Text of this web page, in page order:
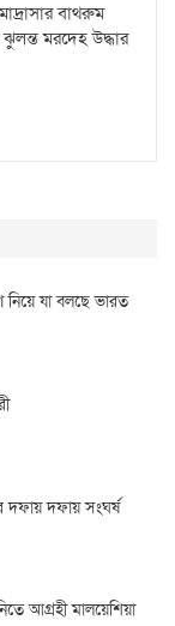
বাথরুম
ঝুলন্ত মরদেহ উদ্ধার
নিয়ে যা বলছে ভারত
দফায় দফায় সংঘর্ষ
আগ্রহী মালয়েশিয়া